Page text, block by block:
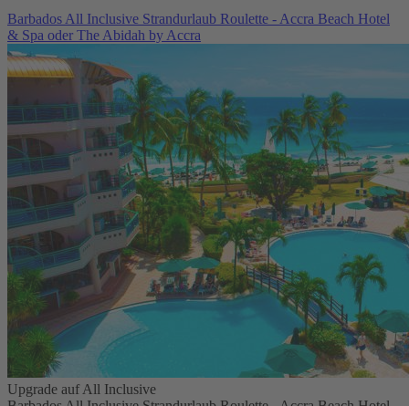
Barbados All Inclusive Strandurlaub Roulette - Accra Beach Hotel
& Spa oder The Abidah by Accra
Upgrade auf All Inclusive